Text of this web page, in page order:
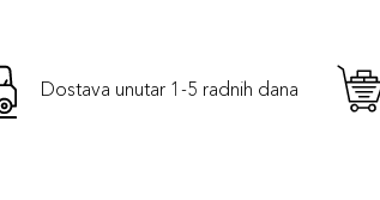
Dostava unutar 1-5 radnih dana